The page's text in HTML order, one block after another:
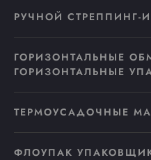
РУЧНОЙ СТРЕППИНГ-
ГОРИЗОНТАЛЬНЫЕ
ГОРИЗОНТАЛЬНЫЕ
ТЕРМОУСАДОЧНЫЕ
ФЛОУПАК